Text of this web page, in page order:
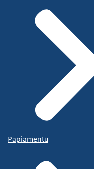
Papiamentu